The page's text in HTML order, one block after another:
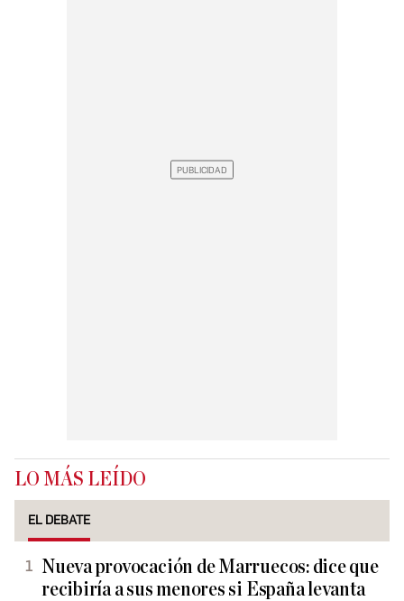
LO MÁS LEÍDO
EL DEBATE
Nueva provocación de Marruecos: dice que
recibiría a sus menores si España levanta